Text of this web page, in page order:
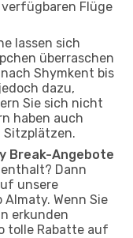
Flüge
lassen sich
überraschen
Shymkent bis
dazu,
Sie sich nicht
haben auch
Sitzplätzen.
Break-Angebote
Dann
unsere
Almaty. Wenn Sie
erkunden
tolle Rabatte auf